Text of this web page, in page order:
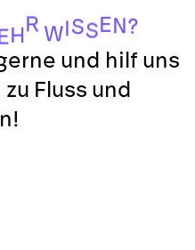
H R W SS E N ?
und hilf uns
Fluss und